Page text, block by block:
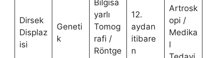
Dirsek
Displaz
isi
Geneti
k
Bilgisa
yarlı
Tomog
rafi /
Röntge
12.
aydan
itibare
n
Artrosk
opi /
Medika
l